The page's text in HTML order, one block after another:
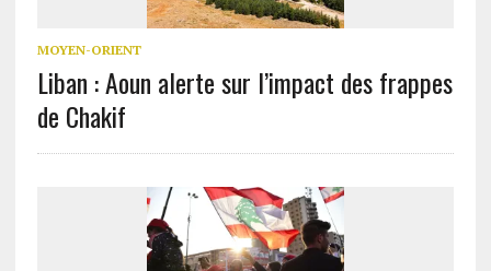
MOYEN-ORIENT
Liban : Aoun alerte sur l’impact des frappes
de Chakif